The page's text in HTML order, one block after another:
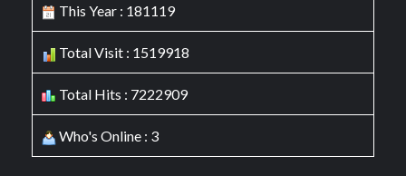
This Year : 181119
Total Visit : 1519918
Total Hits : 7222909
Who's Online : 3